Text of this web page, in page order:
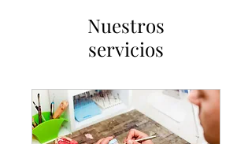
Nuestros
servicios